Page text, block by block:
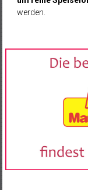
werden.